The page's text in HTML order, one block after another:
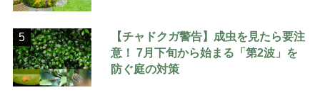
5
【チャドクガ警告】成虫を見たら要注
意！ 7月下旬から始まる「第2波」を
防ぐ庭の対策